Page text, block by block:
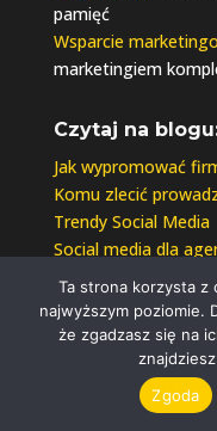
pamięć
Wsparcie
marketingiem
Czytaj na
Jak wypromować
Komu zlecić
Trendy Social
Social media dla
Aktualne wymiary
Biblioteka reklam –
Jak usunąć stronę
Jak sprawdzić kto
Działamy
Ta strona korzysta z
najwyższym poziomie.
że zgadzasz się na
Zgoda